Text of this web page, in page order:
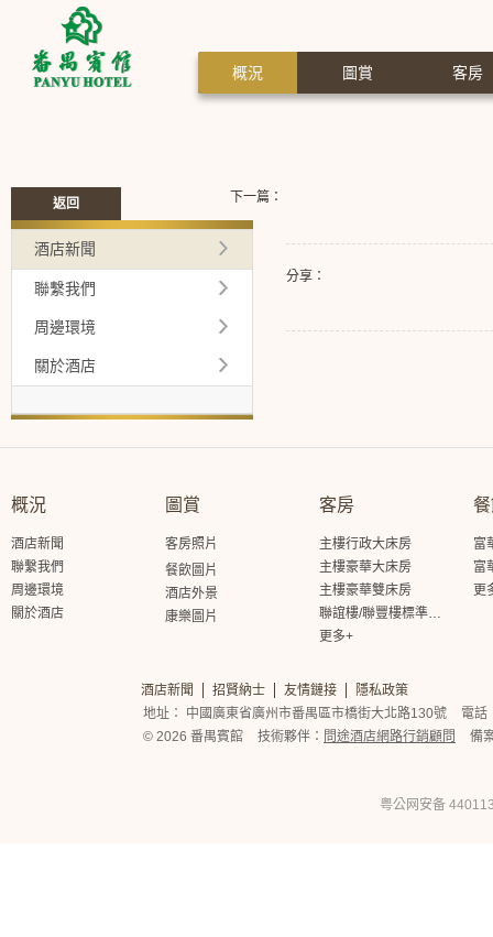
概況 圖賞 客房
分享：
下一篇：
返回
酒店新聞
聯繫我們
周邊環境
關於酒店
概況
酒店新聞
聯繫我們
周邊環境
關於酒店
圖賞
客房照片
餐飲圖片
酒店外景
康樂圖片
客房
主樓行政大床房
主樓豪華大床房
主樓豪華雙床房
聯誼樓/聯豐樓標準大床房
更多+
富
富
更
酒店新聞 招賢納士 友情鏈接
隱私政策
地址： 中國廣東省廣州市番禺區市橋街大北路130號
電話
© 2026 番禺賓館
技術夥伴： 問途酒店網路行銷顧問 備
粤公网安备